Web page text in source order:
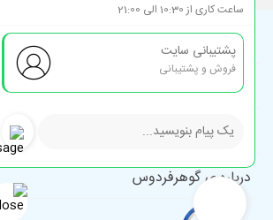
حساب کاربری
راهنمای مشتریان
دسته‌بندی‌های پرطرفدار
درباره ی گوهرفردوس
ساعت کاری از 10:30 الی 21:00
پشتیبانی سایت
فروش و پشتیبانی